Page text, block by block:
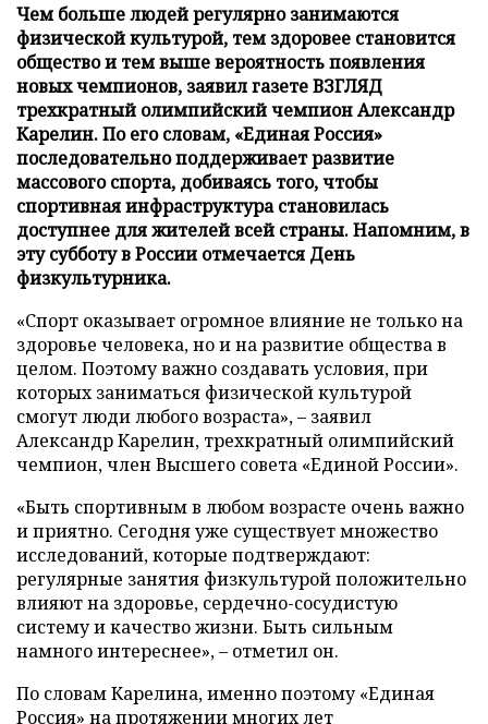
Чем больше людей регулярно занимаются
физической культурой, тем здоровее становится
общество и тем выше вероятность появления
новых чемпионов, заявил газете ВЗГЛЯД
трехкратный олимпийский чемпион Александр
Карелин. По его словам, «Единая Россия»
последовательно поддерживает развитие
массового спорта, добиваясь того, чтобы
спортивная инфраструктура становилась
доступнее для жителей всей страны. Напомним, в
эту субботу в России отмечается День
физкультурника.
«Спорт оказывает огромное влияние не только на
здоровье человека, но и на развитие общества в
целом. Поэтому важно создавать условия, при
которых заниматься физической культурой
смогут люди любого возраста», – заявил
Александр Карелин, трехкратный олимпийский
чемпион, член Высшего совета «Единой России».
«Быть спортивным в любом возрасте очень важно
и приятно. Сегодня уже существует множество
исследований, которые подтверждают:
регулярные занятия физкультурой положительно
влияют на здоровье, сердечно-сосудистую
систему и качество жизни. Быть сильным
намного интереснее», – отметил он.
По словам Карелина, именно поэтому «Единая
Россия» на протяжении многих лет